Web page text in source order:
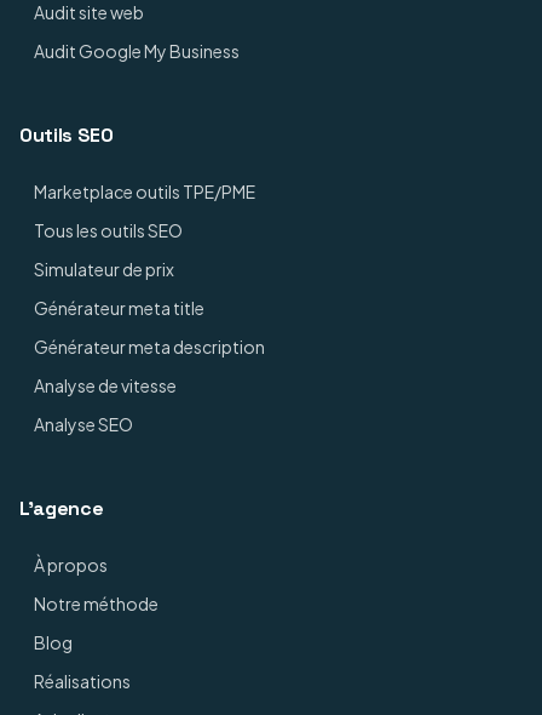
Audit site web
Audit Google My Business
Outils SEO
Marketplace outils TPE/PME
Tous les outils SEO
Simulateur de prix
Générateur meta title
Générateur meta description
Analyse de vitesse
Analyse SEO
L'agence
À propos
Notre méthode
Blog
Réalisations